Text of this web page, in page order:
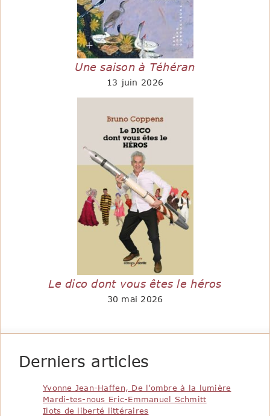
Une saison à Téhéran
13 juin 2026
Le dico dont vous êtes le héros
30 mai 2026
Derniers articles
Yvonne Jean-Haffen, De l’ombre à la lumière
Mardi-tes-nous Eric-Emmanuel Schmitt
Ilots de liberté littéraires